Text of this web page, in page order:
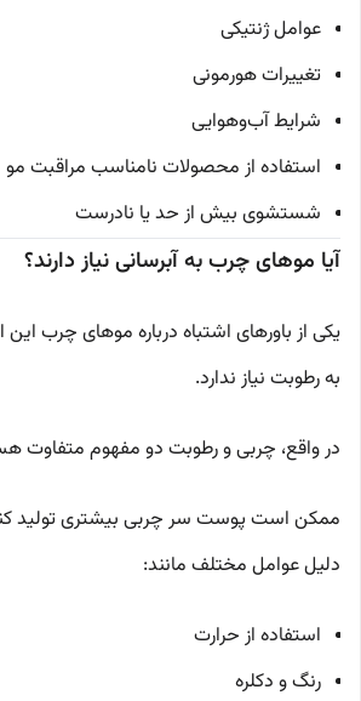
عوامل ژنتیکی
تغییرات هورمونی
شرایط آب‌وهوایی
استفاده از محصولات نامناسب مراقبت مو
شستشوی بیش از حد یا نادرست
آیا موهای چرب به آبرسانی نیاز دارند؟
یکی از باورهای اشتباه درباره موهای چرب
به رطوبت نیاز ندارد.
در واقع، چربی و رطوبت دو مفهوم متفاوت
ممکن است پوست سر چربی بیشتری تولید
دلیل عوامل مختلف مانند:
استفاده از حرارت
رنگ و دکلره